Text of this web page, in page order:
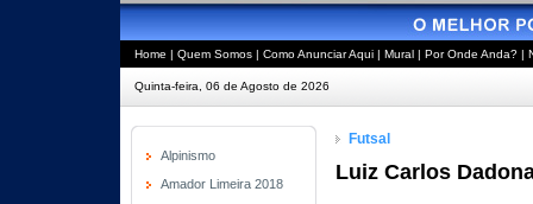
Home | Quem Somos | Como Anunciar Aqui | Mural | Por Onde Anda? |
Quinta-feira, 06 de Agosto de 2026
Alpinismo
Amador Limeira 2018
Futsal
Luiz Carlos